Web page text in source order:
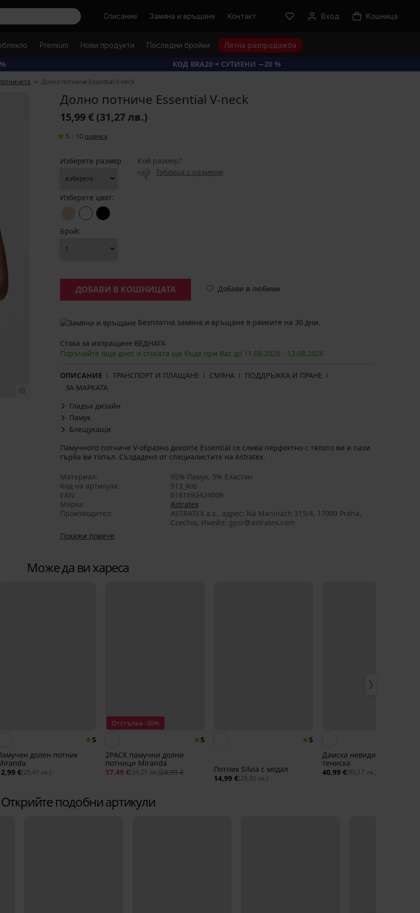
ТърсиСписание Замяна и връщане Контакт Вход Kошница
Premium Нови продукти Последни бройки Лятна разпродажба
КОД BRA20 = СУТИЕНИ −20 %
Долно потниче Essential V-neck
Долно потниче Essential V-neck
15,99 € (31,27 лв.)
5 10 oценка
Изберете размер
Кой размер?
Таблица с размери
Изберете цвят:
Брой:
ДОБАВИ В КОШНИЦАТА Добави в любими
Безплатна замяна и връщане в рамките на 30 дни.
Стока за изпращане ВЕДНАГА
Поръчайте още днес и стоката ще бъде при Вас до 11.08.2026 - 12.08.2026
ОПИСАНИЕ ТРАНСПОРТ И ПЛАЩАНЕ СМЯНА
ПОДДРЪЖКА И ПРАНЕ
ЗА МАРКАТА
Гладък дизайн
Памук
Блещукащи
Памучното потниче V-образно деколте Essential се слива перфектно с тялото ви и пази
гърба ви топъл. Създадено от специалистите на Astratex.
Материал
95% Памук, 5% Еластан
Код на артикула
913_kos
EAN
6181692424009
Марка
Astratex
Производител
ASTRATEX a.s., aдрес: Na Maninách 315/4, 17000 Praha,
Czechia, Имейл: gpsr@astratex.com
Покажи повече
Може да ви хареса
5
долен потник
€(25,41 лв.)
Отстъпка -30%
5
2PACK памучни долни
потници Miranda
17,49 €(34,21 лв.)24,99 €
5
Потник Silvia с модал
14,99 €(29,32 лв.)
Дамска невидима долна
тениска
40,99 €(80,17 лв.)
Открийте подобни артикули